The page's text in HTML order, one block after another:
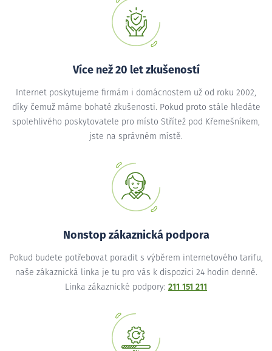
Více než 20 let zkušeností
Internet poskytujeme firmám i domácnostem už od roku 2002,
díky čemuž máme bohaté zkušenosti. Pokud proto stále hledáte
spolehlivého poskytovatele pro místo Střítež pod Křemešníkem,
jste na správném místě.
Nonstop zákaznická podpora
Pokud budete potřebovat poradit s výběrem internetového tarifu,
naše zákaznická linka je tu pro vás k dispozici 24 hodin denně.
Linka zákaznické podpory: 211 151 211